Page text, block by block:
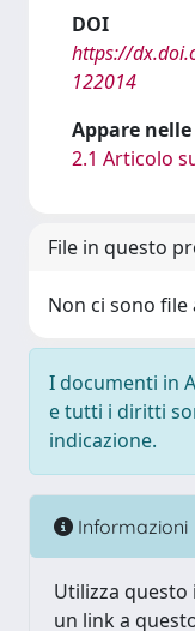
DOI
https://
122014
Appare
2.1 Articolo
File in questo
Non ci sono
I documenti in
e tutti i diritti
indicazione.
Informazioni
Utilizza
un link a